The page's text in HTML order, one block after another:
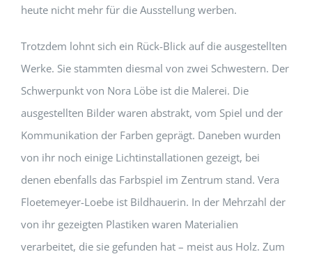
heute nicht mehr für die Ausstellung werben.
Trotzdem lohnt sich ein Rück-Blick auf die ausgestellten
Werke. Sie stammten diesmal von zwei Schwestern. Der
Schwerpunkt von Nora Löbe ist die Malerei. Die
ausgestellten Bilder waren abstrakt, vom Spiel und der
Kommunikation der Farben geprägt. Daneben wurden
von ihr noch einige Lichtinstallationen gezeigt, bei
denen ebenfalls das Farbspiel im Zentrum stand. Vera
Floetemeyer-Loebe ist Bildhauerin. In der Mehrzahl der
von ihr gezeigten Plastiken waren Materialien
verarbeitet, die sie gefunden hat – meist aus Holz. Zum